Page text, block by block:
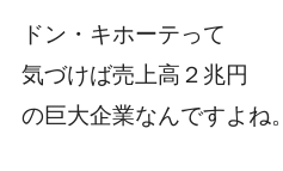
ドン・キホーテって
気づけば売上高２兆円
の巨大企業なんですよね。